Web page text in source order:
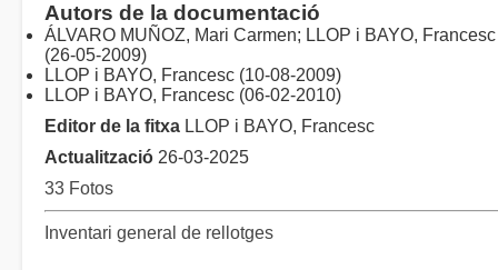
Autors de la documentació
ÁLVARO MUÑOZ, Mari Carmen; LLOP i BAYO, Francesc
(26-05-2009)
LLOP i BAYO, Francesc (10-08-2009)
LLOP i BAYO, Francesc (06-02-2010)
Editor de la fitxa LLOP i BAYO, Francesc
Actualització 26-03-2025
33 Fotos
Inventari general de rellotges